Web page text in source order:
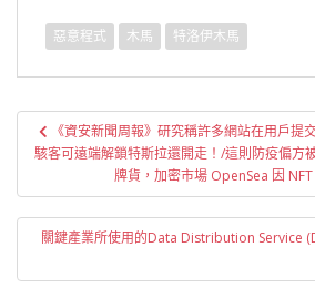
惡意程式 木馬 特洛伊木馬
文
章
覽
《資安新聞周報》研究稱許多網站在用戶提
駭客可遠端解鎖特斯拉還開走！/這則防疫偏方
牌貨，加密市場 OpenSea 因
關鍵產業所使用的Data Distribution Service